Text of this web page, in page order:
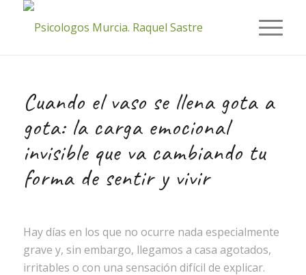
Cuando el vaso se llena gota a
gota: la carga emocional
invisible que va cambiando tu
forma de sentir y vivir
Hay días en los que no ocurre nada especialmente
grave y, sin embargo, llegamos a casa agotados,
irritables o con una sensación difícil de explicar.